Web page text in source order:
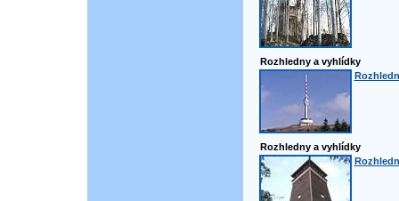
Rozhledny a vyhlídky
Rozhledny a vyhlídky